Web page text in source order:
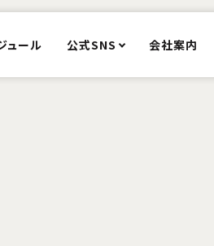
ュール 公式SNS 会社案内